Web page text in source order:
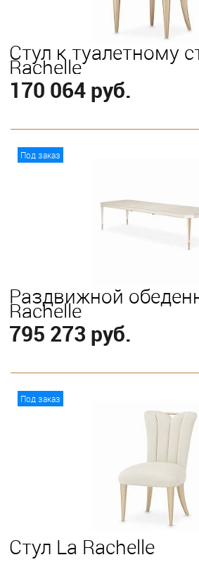
Стул к туалетному
Rachelle
170 064 руб.
Под заказ
Раздвижной
Rachelle
795 273 руб.
Под заказ
Стул La Rachelle